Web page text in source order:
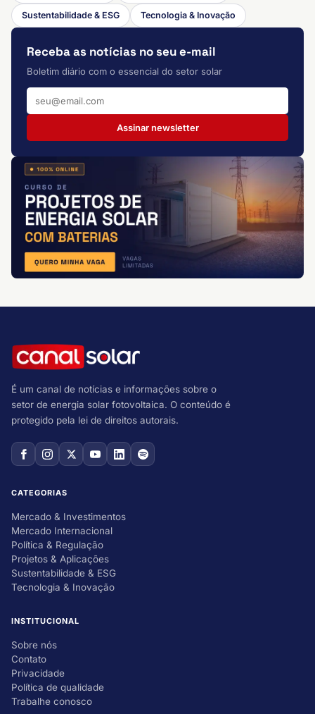
Sustentabilidade & ESG Tecnologia & Inovação
Receba as notícias no seu e-mail
Boletim diário com o essencial do setor solar
Assinar newsletter
É um canal de notícias e informações sobre o
setor de energia solar fotovoltaica. O conteúdo é
protegido pela lei de direitos autorais.
CATEGORIAS
Mercado & Investimentos
Mercado Internacional
Política & Regulação
Projetos & Aplicações
Sustentabilidade & ESG
Tecnologia & Inovação
INSTITUCIONAL
Sobre nós
Contato
Privacidade
Política de qualidade
Trabalhe conosco